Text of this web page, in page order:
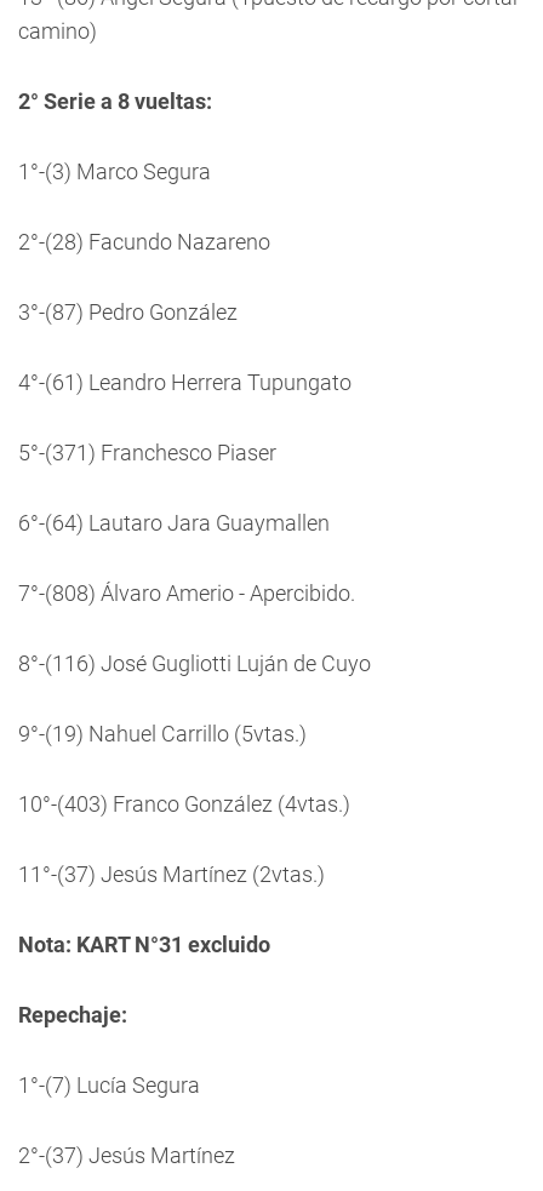
camino)
2° Serie a 8 vueltas:
1°-(3) Marco Segura
2°-(28) Facundo Nazareno
3°-(87) Pedro González
4°-(61) Leandro Herrera Tupungato
5°-(371) Franchesco Piaser
6°-(64) Lautaro Jara Guaymallen
7°-(808) Álvaro Amerio - Apercibido.
8°-(116) José Gugliotti Luján de Cuyo
9°-(19) Nahuel Carrillo (5vtas.)
10°-(403) Franco González (4vtas.)
11°-(37) Jesús Martínez (2vtas.)
Nota: KART N°31 excluido
Repechaje:
1°-(7) Lucía Segura
2°-(37) Jesús Martínez